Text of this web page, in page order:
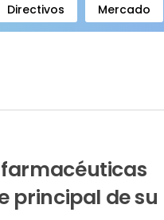
Directivos Mercado
farmacéuticas
principal de su